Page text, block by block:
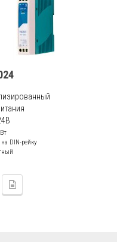
DIN-рейку